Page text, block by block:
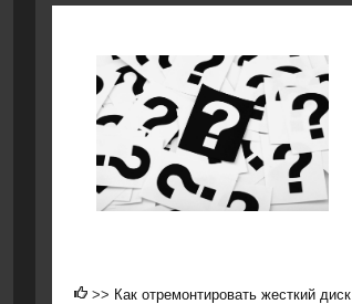
>> Как отремонтировать жесткий диск